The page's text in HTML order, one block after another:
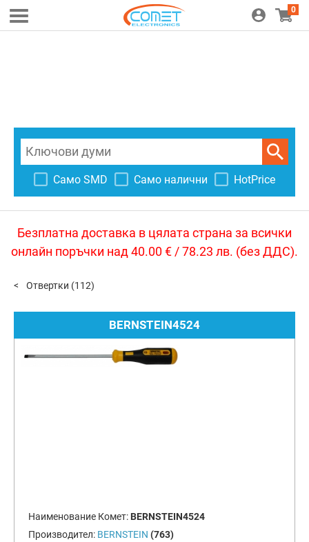
0
Само SMD Само налични HotPrice
Безплатна доставка в цялата страна за всички
онлайн поръчки над 40.00 € / 78.23 лв. (без ДДС).
Отвертки (112)
BERNSTEIN4524
Наименование Комет: BERNSTEIN4524
Производител: BERNSTEIN (763)